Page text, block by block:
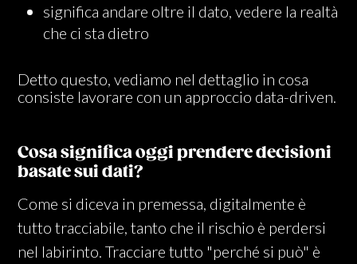
significa andare oltre il dato, vedere la realtà
che ci sta dietro
Detto questo, vediamo nel dettaglio in cosa
consiste lavorare con un approccio data-driven.
Cosa significa oggi prendere decisioni
basate sui dati?
Come si diceva in premessa, digitalmente è
tutto tracciabile, tanto che il rischio è perdersi
nel labirinto. Tracciare tutto "perché si può" è